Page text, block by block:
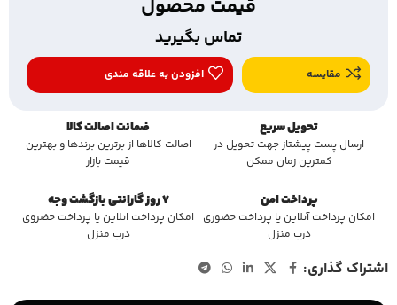
قیمت محصول
تماس بگیرید
مقایسه افزودن به علاقه مندی
تحویل سریع
ارسال پست پیشتاز جهت تحویل در
کمترین زمان ممکن
ضمانت اصالت کالا
اصالت کالاها از برترین برندها و بهترین
قیمت بازار
پرداخت امن
امکان پرداخت آنلاین یا پرداخت حضوری
درب منزل
7 روز گارانتی بازگشت وجه
امکان پرداخت انلاین یا پرداخت حضروی
درب منزل
اشتراک گذاری: